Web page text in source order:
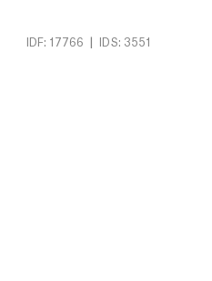
IDF: 17766 | IDS: 3551